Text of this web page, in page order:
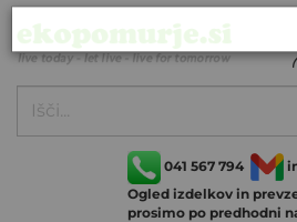
041 567 794
Ogled izdelkov in
prosimo po predhodni